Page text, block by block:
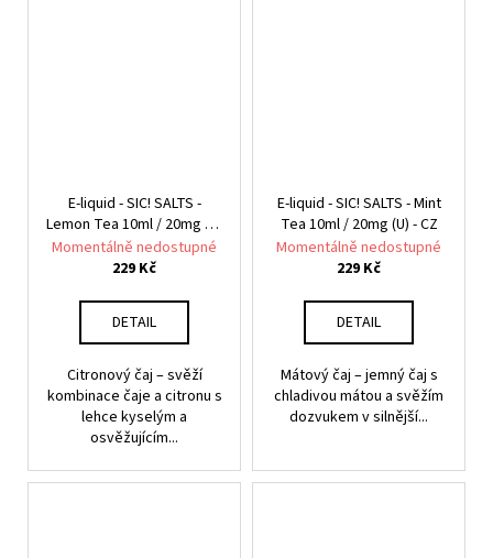
E-liquid - SIC! SALTS -
Lemon Tea 10ml / 20mg (U)
- CZ
Momentálně nedostupné
229 Kč
DETAIL
Citronový čaj – svěží
kombinace čaje a citronu s
lehce kyselým a
osvěžujícím...
E-liquid - SIC! SALTS - Mint
Tea 10ml / 20mg (U) - CZ
Momentálně nedostupné
229 Kč
DETAIL
Mátový čaj – jemný čaj s
chladivou mátou a svěžím
dozvukem v silnější...